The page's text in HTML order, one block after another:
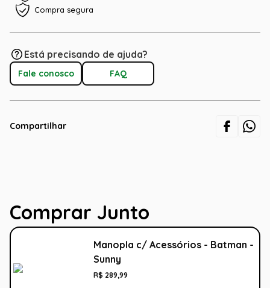
Compra segura
Está precisando de ajuda?
Fale conosco FAQ
Compartilhar
Comprar Junto
Manopla c/ Acessórios - Batman -
Sunny
R$ 289,99